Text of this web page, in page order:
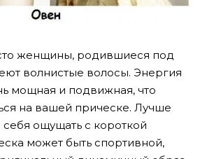
женщины, родившиеся под
волнистые волосы. Энергия
мощная и подвижная, что
на вашей прическе. Лучше
ощущать с короткой
может быть спортивной,